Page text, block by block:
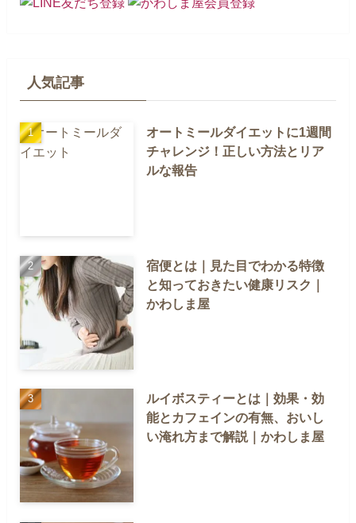
人気記事
オートミールダイエットに1週間
チャレンジ！正しい方法とリア
ルな報告
宿便とは｜見た目でわかる特徴
と知っておきたい健康リスク｜
かわしま屋
ルイボスティーとは｜効果・効
能とカフェインの有無、おいし
い淹れ方まで解説｜かわしま屋